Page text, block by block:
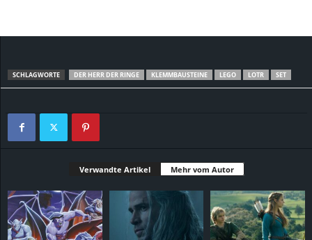
SCHLAGWORTE DER HERR DER RINGE KLEMMBAUSTEINE LEGO LOTR SET
Verwandte Artikel Mehr vom Autor